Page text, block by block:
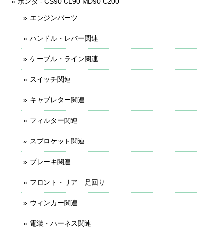
ホンダ - CS90 CL90 MD90 C200
エンジンパーツ
ハンドル・レバー関連
ケーブル・ライン関連
スイッチ関連
キャブレター関連
フィルター関連
スプロケット関連
ブレーキ関連
フロント・リア 足回り
ウィンカー関連
電装・ハーネス関連